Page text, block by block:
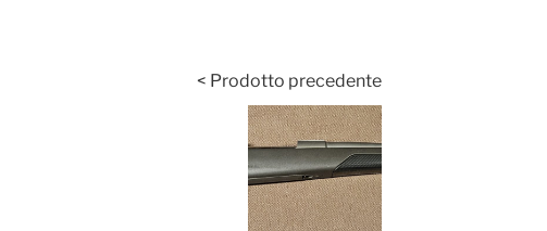
< Prodotto precedente